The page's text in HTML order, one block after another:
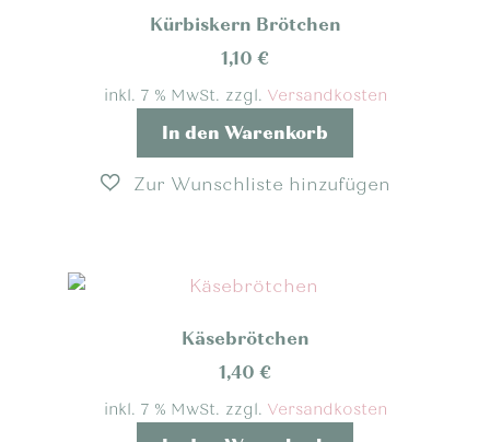
Kürbiskern Brötchen
1,10 €
inkl. 7 % MwSt. zzgl. Versandkosten
In den Warenkorb
Käsebrötchen
1,40 €
inkl. 7 % MwSt. zzgl. Versandkosten